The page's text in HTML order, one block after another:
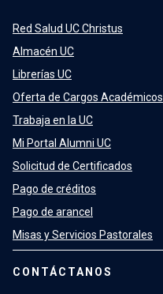
Red Salud UC Christus
Almacén UC
Librerías UC
Oferta de Cargos Académicos
Trabaja en la UC
Mi Portal Alumni UC
Solicitud de Certificados
Pago de créditos
Pago de arancel
Misas y Servicios Pastorales
CONTÁCTANOS